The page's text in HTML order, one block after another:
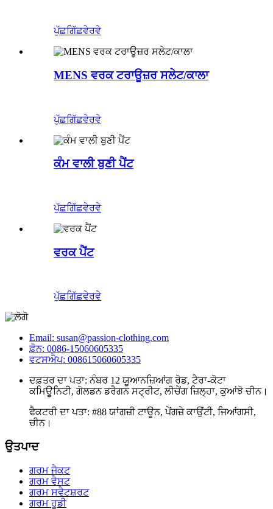
ਪੁੱਛਗਿੱਛਵੇਰਵੇ
MENS ਵਰਕ ਟਰਾਊਜ਼ਰ ਸਲੇਟ/ਕਾਲਾ
ਪੁੱਛਗਿੱਛਵੇਰਵੇ
ਕੰਮ ਵਾਲੀ ਬੁਣੀ ਪੈਂਟ
ਪੁੱਛਗਿੱਛਵੇਰਵੇ
ਵਰਕ ਪੈਂਟ
ਪੁੱਛਗਿੱਛਵੇਰਵੇ
Email: susan@passion-clothing.com
ਫ਼ੋਨ: 0086-15060605335
ਵਟਸਐਪ: 008615060605335
ਦਫ਼ਤਰ ਦਾ ਪਤਾ: ਨੰਬਰ 12 ਯੂਆਨਜ਼ਿਆਂਗ ਰੋਡ, ਟੈਰਾ-ਕੋਟਾ
ਕਮਿਊਨਿਟੀ, ਗੋਲਡਨ ਡਰੈਗਨ ਸਟ੍ਰੀਟ, ਲੀਚੇਂਗ ਜ਼ਿਲ੍ਹਾ, ਕੁਆਂਝੋ ਚੀਨ।
ਫੈਕਟਰੀ ਦਾ ਪਤਾ: #88 ਯਾਂਗਜ਼ੀ ਟਾਊਨ, ਪੇਂਗਜ਼ੇ ਕਾਉਂਟੀ, ਜਿਆਂਗਸੀ,
ਚੀਨ।
ਉਤਪਾਦ
ਗਰਮ ਜੈਕਟ
ਗਰਮ ਵੈਸਟ
ਗਰਮ ਸਵੈਟਸ਼ਰਟ
ਗਰਮ ਹੂਡੀ